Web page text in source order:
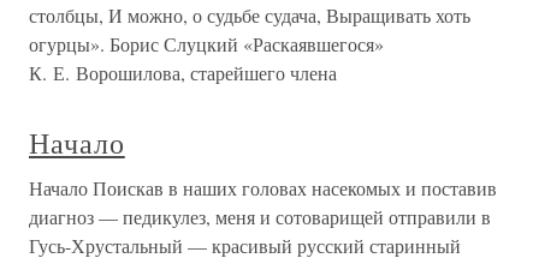
столбцы, И можно, о судьбе судача, Выращивать хоть
огурцы». Борис Слуцкий «Раскаявшегося»
К. Е. Ворошилова, старейшего члена
Начало
Начало Поискав в наших головах насекомых и поставив
диагноз — педикулез, меня и сотоварищей отправили в
Гусь-Хрустальный — красивый русский старинный